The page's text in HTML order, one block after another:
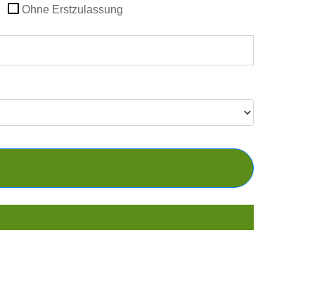
Ohne Erstzulassung